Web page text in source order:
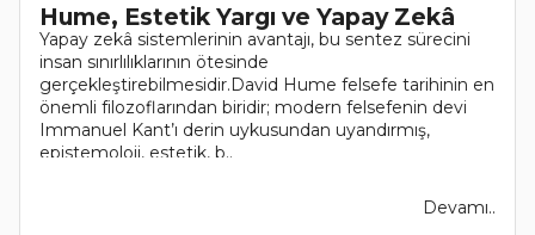
Hume, Estetik Yargı ve Yapay Zekâ
Yapay zekâ sistemlerinin avantajı, bu sentez sürecini
insan sınırlılıklarının ötesinde
gerçekleştirebilmesidir.David Hume felsefe tarihinin en
önemli filozoflarından biridir; modern felsefenin devi
Immanuel Kant’ı derin uykusundan uyandırmış,
epistemoloji, estetik, b..
Devamı..